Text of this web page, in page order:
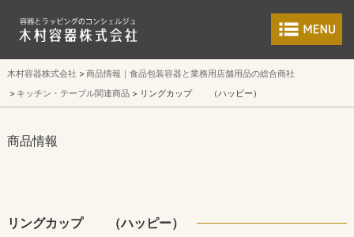
食品包装容器と
木村容器株式会社
商品情報｜食品包装容器と業務用店舗用品の総合商社
キッチン・テーブル関連商品
リングカップ （ハッピー）
商品情報
リングカップ （ハッピー）